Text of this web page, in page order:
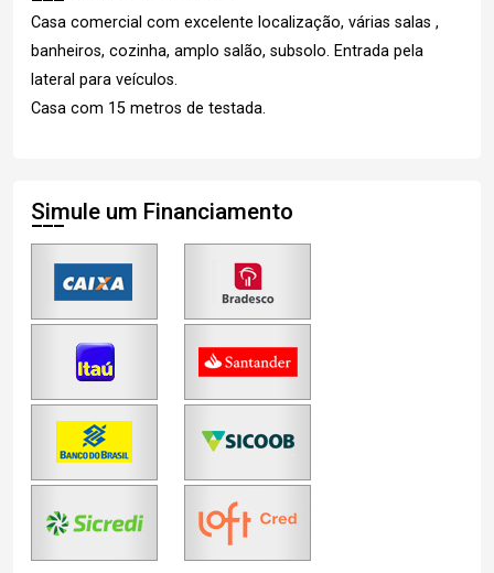
Casa comercial com excelente localização, várias salas ,
banheiros, cozinha, amplo salão, subsolo. Entrada pela
lateral para veículos.
Casa com 15 metros de testada.
Simule um Financiamento